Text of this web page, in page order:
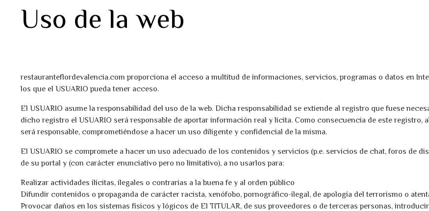
Uso de la web
restauranteflordevalencia.com proporciona el acceso a multitud de informaciones, servicios, programas o datos en
los que el USUARIO pueda tener acceso.
El USUARIO asume la responsabilidad del uso de la web. Dicha responsabilidad se extiende al registro que fuese
dicho registro el USUARIO será responsable de aportar información real y lícita. Como consecuencia de este registro,
será responsable, comprometiéndose a hacer un uso diligente y confidencial de la misma.
El USUARIO se compromete a hacer un uso adecuado de los contenidos y servicios (p.e. servicios de chat, foros de
de su portal y (con carácter enunciativo pero no limitativo), a no usarlos para:
Realizar actividades ilícitas, ilegales o contrarias a la buena fe y al orden público
Difundir contenidos o propaganda de carácter racista, xenófobo, pornográfico-ilegal, de apología del terrorismo o
Provocar daños en los sistemas físicos y lógicos de El TITULAR, de sus proveedores o de terceras personas,